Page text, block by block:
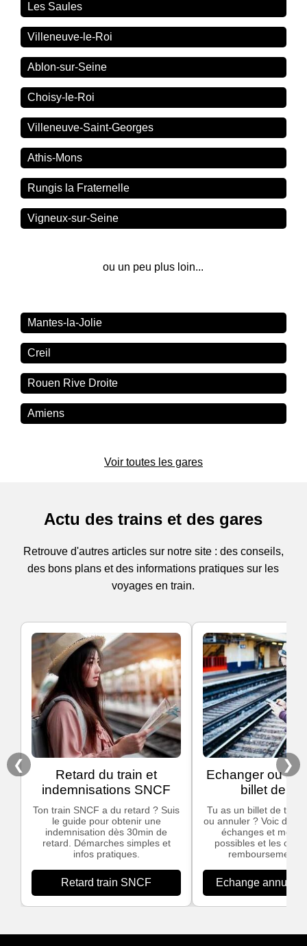
Les Saules
Villeneuve-le-Roi
Ablon-sur-Seine
Choisy-le-Roi
Villeneuve-Saint-Georges
Athis-Mons
Rungis la Fraternelle
Vigneux-sur-Seine
ou un peu plus loin...
Mantes-la-Jolie
Creil
Rouen Rive Droite
Amiens
Voir toutes les gares
Actu des trains et des gares
Retrouve d'autres articles sur notre site : des conseils,
des bons plans et des informations pratiques sur les
voyages en train.
❮
Retard du train et
indemnisations SNCF
Ton train SNCF a du retard ? Suis
le guide pour obtenir une
indemnisation dès 30min de
retard. Démarches simples et
infos pratiques.
Retard train SNCF
Echanger ou
billet de
Tu as un billet de train
ou annuler ? Voic des
échanges et
possibles et les
remboursement
Echange
❯